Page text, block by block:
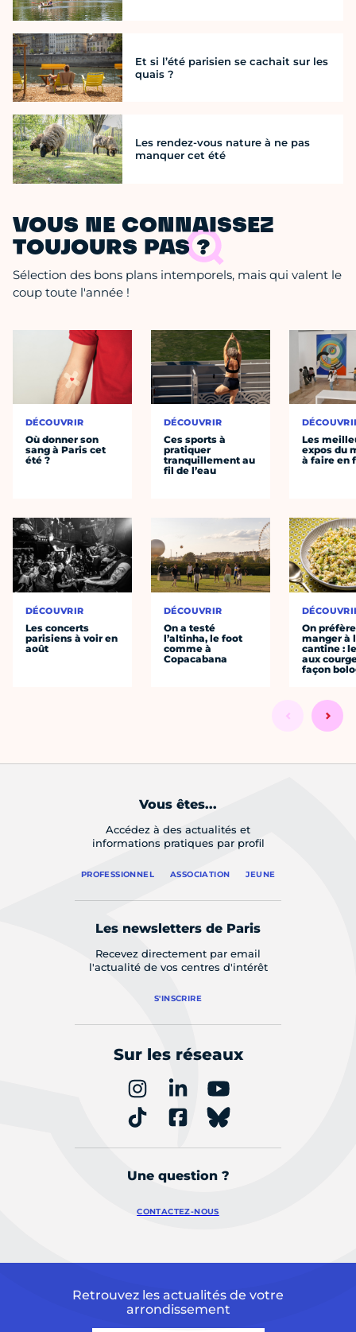
Et si l’été parisien se cachait sur les
quais ?
Les rendez-vous nature à ne pas
manquer cet été
VOUS NE CONNAISSEZ
TOUJOURS PAS ?
Sélection des bons plans intemporels, mais qui valent le
coup toute l'année !
DÉCOUVRIR
Où donner son
sang à Paris cet
été ?
DÉCOUVRIR
Les concerts
parisiens à voir en
août
DÉCOUVRIR
Ces sports à
pratiquer
tranquillement au
fil de l’eau
DÉCOUVRIR
On a testé
l’altinha, le foot
comme à
Copacabana
Les
expos du
à faire en
On préfère
manger à
cantine :
aux
façon
Vous êtes...
Accédez à des actualités et
informations pratiques par profil
PROFESSIONNEL ASSOCIATION JEUNE
Les newsletters de Paris
Recevez directement par email
l'actualité de vos centres d'intérêt
S'INSCRIRE
Sur les réseaux
Une question ?
CONTACTEZ-NOUS
Retrouvez les actualités de votre
arrondissement